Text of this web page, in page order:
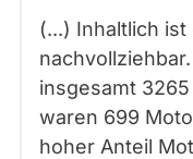
(...) Inhaltlich
insgesamt
waren 699
hoher Anteil